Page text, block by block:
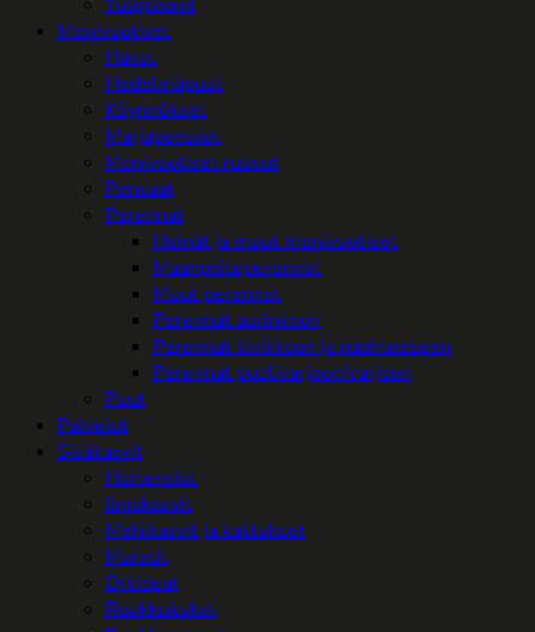
Monivuotiset
Havut
Hedelmäpuut
Köynnökset
Marjapensaat
Monivuotiset ruusut
Pensaat
Perennat
Heinät ja muut monivuotiset
Maanpeiteperennat
Muut perennat
Perennat aurinkoon
Perennat kivikkoon ja paahteeseen
Perennat puolivarjoon/varjoon
Puut
Palvelut
Sisäkasvit
Hortensiat
Ilmakasvit
Mehikasvit ja kaktukset
Muratit
Orkideat
Ruukkukukat